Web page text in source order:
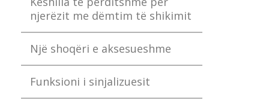
njerëzit me dëmtim të shikimit
Një shoqëri e aksesueshme
Funksioni i sinjalizuesit